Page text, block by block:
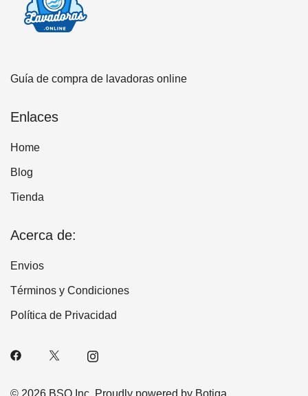
Guía de compra de lavadoras online
Enlaces
Home
Blog
Tienda
Acerca de:
Envios
Términos y Condiciones
Política de Privacidad
© 2026 BSQ Inc. Proudly powered by Botiga